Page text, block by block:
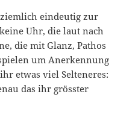
eindeutig zur
Uhr, die laut nach
die mit Glanz, Pathos
um Anerkennung
etwas viel Selteneres:
das ihr grösster